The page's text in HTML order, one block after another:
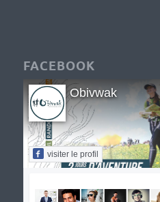
FACEBOOK
Obivwak
visiter le profil